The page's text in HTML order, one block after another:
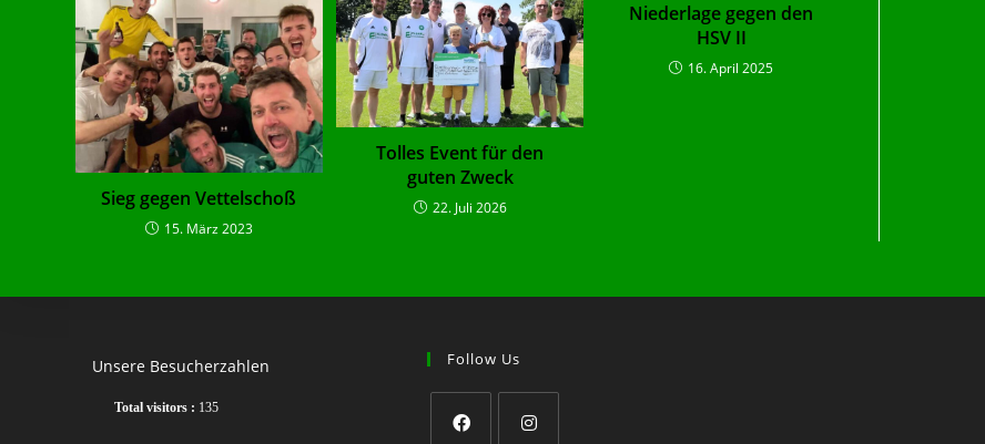
Sieg gegen Vettelschoß
15. März 2023
Tolles Event für den
guten Zweck
22. Juli 2026
Niederlage gegen den
HSV II
16. April 2025
Unsere Besucherzahlen
Total visitors : 135
Follow Us